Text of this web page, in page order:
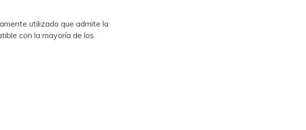
utilizado que admite la
con la mayoría de los